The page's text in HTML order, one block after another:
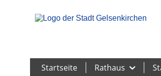
Startseite Rathaus